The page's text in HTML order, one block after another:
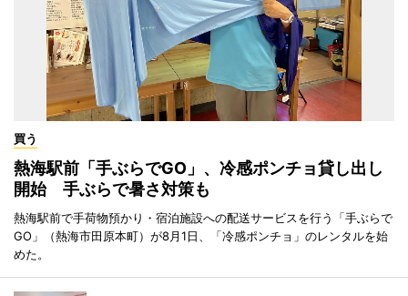
買う
熱海駅前「手ぶらでGO」、冷感ポンチョ貸し出し
開始 手ぶらで暑さ対策も
熱海駅前で手荷物預かり・宿泊施設への配送サービスを行う「手ぶらで
GO」（熱海市田原本町）が8月1日、「冷感ポンチョ」のレンタルを始
めた。